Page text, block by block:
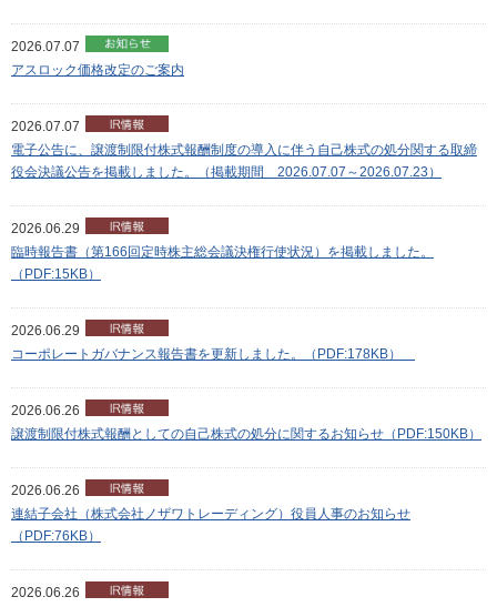
2026.07.07
アスロック価格改定のご案内
2026.07.07
電子公告に、譲渡制限付株式報酬制度の導入に伴う自己株式の処分関する取締
役会決議公告を掲載しました。（掲載期間 2026.07.07～2026.07.23）
2026.06.29
臨時報告書（第166回定時株主総会議決権行使状況）を掲載しました。
（PDF:15KB）
2026.06.29
コーポレートガバナンス報告書を更新しました。（PDF:178KB）
2026.06.26
譲渡制限付株式報酬としての自己株式の処分に関するお知らせ（PDF:150KB）
2026.06.26
連結子会社（株式会社ノザワトレーディング）役員人事のお知らせ
（PDF:76KB）
2026.06.26